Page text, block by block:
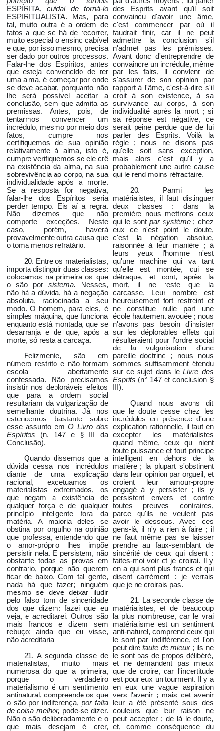
ESPÍRITA,cuidai de torná-lo
ESPIRITUALISTA. Mas, para
tal, muito outra é a ordem de
fatos a que se há de recorrer,
muito especial o ensino cabível
e que, por isso mesmo, precisa
ser dado por outros processos.
Falar-lhe dos Espíritos, antes
que esteja convencido de ter
uma alma, é começar por onde
se deve acabar, porquanto não
lhe será possível aceitar a
conclusão, sem que admita as
premissas. Antes, pois, de
tentarmos convencer um
incrédulo, mesmo por meio dos
fatos, cumpre nos
certifiquemos de sua opinião
relativamente à alma, isto é,
cumpre verifiquemos se ele crê
na existência da alma, na sua
sobrevivência ao corpo, na sua
individualidade após a morte.
Se a resposta for negativa,
falar-lhe dos Espíritos seria
perder tempo. Eis aí a regra.
Não dizemos que não
comporte exceções. Neste
caso, porém, haverá
provavelmente outra causa que
o toma menos refratário.
20. Entre os materialistas,
importa distinguir duas classes:
colocamos na primeira os que
o são por sistema.
Nesses,
não há a dúvida, há a negação
absoluta, raciocinada a seu
modo. O homem, para eles, é
simples máquina, que funciona
enquanto está montada, que se
desarranja e de que, após a
morte, só resta a carcaça.
Felizmente, são em
número restrito e não formam
escola abertamente
confessada. Não precisamos
insistir nos deploráveis efeitos
que para a ordem social
resultariam da vulgarização de
semelhante doutrina. Já nos
estendemos bastante sobre
esse assunto emO Livro dos
Espíritos (n. 147 e § III da
Conclusão).
Quando dissemos que a
dúvida cessa nos incrédulos
diante de uma explicação
racional, excetuamos os
materialistas extremados, os
que negam a existência de
qualquer força e de qualquer
princípio inteligente fora da
matéria. A maioria deles se
obstina por orgulho na opinião
que professa, entendendo que
o amor-próprio lhes impõe
persistir nela. E persistem, não
obstante todas as provas em
contrario, porque não querem
ficar de baixo. Com tal gente,
nada há que fazer; ninguém
mesmo se deve deixar iludir
pelo falso tom de sinceridade
dos que dizem: fazei que eu
veja, e acreditarei. Outros são
mais francos e dizem sem
rebuço: ainda que eu visse,
não acreditaria.
21. A segunda classe de
materialistas, muito mais
numerosa do que a primeira,
porque o verdadeiro
materialismo é um sentimento
antinatural, compreende os que
o são por indiferença, por falta
de coisa melhor, pode-se dizer.
Não o são deliberadamente e o
que mais desejam é crer,
des Esprits avant qu'il soit
convaincu d'avoir une âme,
c'est commencer par où il
faudrait finir, car il ne peut
admettre la conclusion s'il
n'admet pas les prémisses.
Avant donc d'entreprendre de
convaincre un incrédule, même
par les faits, il convient de
s'assurer de son opinion par
rapport à l'âme, c'est-à-dire s'il
croit à son existence, à sa
survivance au corps, à son
individualité après la mort ; si
sa réponse est négative, ce
serait peine perdue que de lui
parler des Esprits. Voilà la
règle ; nous ne disons pas
qu'elle soit sans exception,
mais alors c'est qu'il y a
probablement une autre cause
qui le rend moins réfractaire.
20. Parmi les
matérialistes, il faut distinguer
deux classes : dans la
première nous mettrons ceux
qui le sont par système; chez
eux ce n'est point le doute,
c'est la négation absolue,
raisonnée à leur manière ; à
leurs yeux l'homme n'est
qu'une machine qui va tant
qu'elle est montée, qui se
détraque, et dont, après la
mort, il ne reste que la
carcasse. Leur nombre est
heureusement fort restreint et
ne constitue nulle part une
école hautement avouée ; nous
n'avons pas besoin d'insister
sur les déplorables effets qui
résulteraient pour l'ordre social
de la vulgarisation d'une
pareille doctrine ; nous nous
sommes suffisamment étendu
sur ce sujet dans leLivre des
Esprits (n° 147 et conclusion §
III).
Quand nous avons dit
que le doute cesse chez les
incrédules en présence d'une
explication rationnelle, il faut en
excepter les matérialistes
quand même, ceux qui nient
toute puissance et tout principe
intelligent en dehors de la
matière ; la plupart s'obstinent
dans leur opinion par orgueil, et
croient leur amour-propre
engagé à y persister ; ils y
persistent envers et contre
toutes preuves contraires,
parce qu'ils ne veulent pas
avoir le dessous. Avec ces
gens-là, il n'y a rien à faire ; il
ne faut même pas se laisser
prendre au faux-semblant de
sincérité de ceux qui disent :
faites-moi voir et je croirai. Il y
en a qui sont plus francs et qui
disent carrément : je verrais
que je ne croirais pas.
21. La seconde classe de
matérialistes, et de beaucoup
la plus nombreuse, car le vrai
matérialisme est un sentiment
anti-naturel, comprend ceux qui
le sont par indifférence, et l'on
peut direfaute de mieux ; ils ne
le sont pas de propos délibéré,
et ne demandent pas mieux
que de croire, car l'incertitude
est pour eux un tourment. Il y a
en eux une vague aspiration
vers l'avenir ; mais cet avenir
leur a été présenté sous des
couleurs que leur raison ne
peut accepter ; de là le doute,
et, comme conséquence du